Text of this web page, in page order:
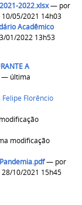
2022.xlsx— por
05/2021 14h03
Acadêmico
01/2022 13h53
A
— última
Felipe Florêncio
modificação
— por
10/2021 15h45